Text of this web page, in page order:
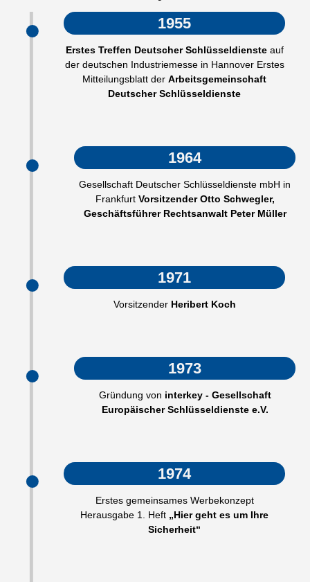
1955
Erstes Treffen Deutscher Schlüsseldiensteauf
der deutschen Industriemesse in Hannover Erstes
Mitteilungsblatt derArbeitsgemeinschaft
Deutscher Schlüsseldienste
1964
Gesellschaft Deutscher Schlüsseldienste mbH in
Frankfurt Vorsitzender Otto Schwegler,
Geschäftsführer Rechtsanwalt Peter Müller
1971
Vorsitzender Heribert Koch
1973
Gründung von interkey - Gesellschaft
Europäischer Schlüsseldienste e.V.
1974
Erstes gemeinsames Werbekonzept
Herausgabe 1. Heft „Hier geht es um Ihre
Sicherheit“